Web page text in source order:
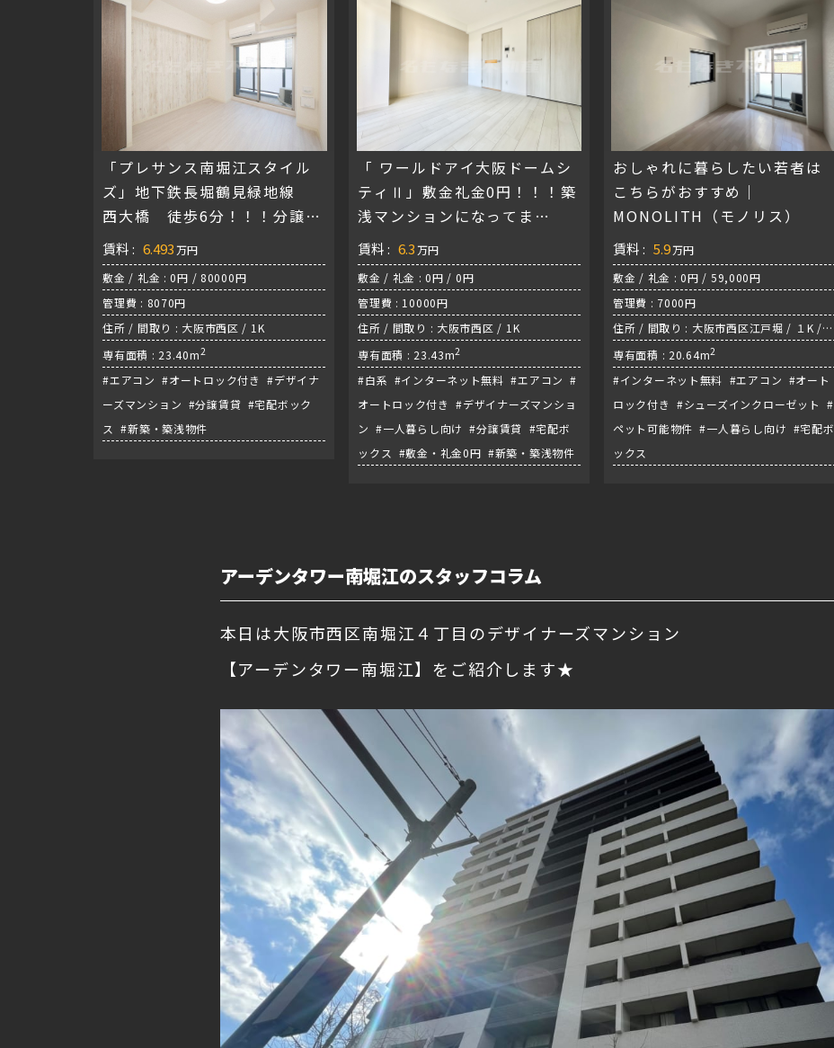
「プレサンス南堀江スタイル
ズ」地下鉄長堀鶴見緑地線
西大橋 徒歩6分！！！分譲賃
貸！！！
賃料 : 6.493万円
敷金 / 礼金 : 0円 / 80000円
管理費 : 8070円
住所 / 間取り : 大阪市西区 / 1K
専有面積 : 23.40m2
#エアコン #オートロック付き #デザイナ
ーズマンション #分譲賃貸 #宅配ボック
ス #新築・築浅物件
「 ワールドアイ大阪ドームシ
ティⅡ」敷金礼金0円！！！築
浅マンションになってま
す！！！
賃料 : 6.3万円
敷金 / 礼金 : 0円 / 0円
管理費 : 10000円
住所 / 間取り : 大阪市西区 / 1K
専有面積 : 23.43m2
#白系 #インターネット無料 #エアコン #
オートロック付き #デザイナーズマンショ
ン #一人暮らし向け #分譲賃貸 #宅配ボ
ックス #敷金・礼金0円 #新築・築浅物件
おしゃれに暮らしたい若者は
こちらがおすすめ｜
MONOLITH（モノリス）
賃料 : 5.9万円
敷金 / 礼金 : 0円 / 59,000円
管理費 : 7000円
住所 / 間取り : 大阪市西区江戸堀 / １K /
千日前線・『阿波座駅』
専有面積 : 20.64m2
#インターネット無料 #エアコン #オート
ロック付き #シューズインクローゼット #
ペット可能物件 #一人暮らし向け #宅配ボ
ックス
アーデンタワー南堀江のスタッフコラム
本日は大阪市西区南堀江４丁目のデザイナーズマンション
【アーデンタワー南堀江】をご紹介します★